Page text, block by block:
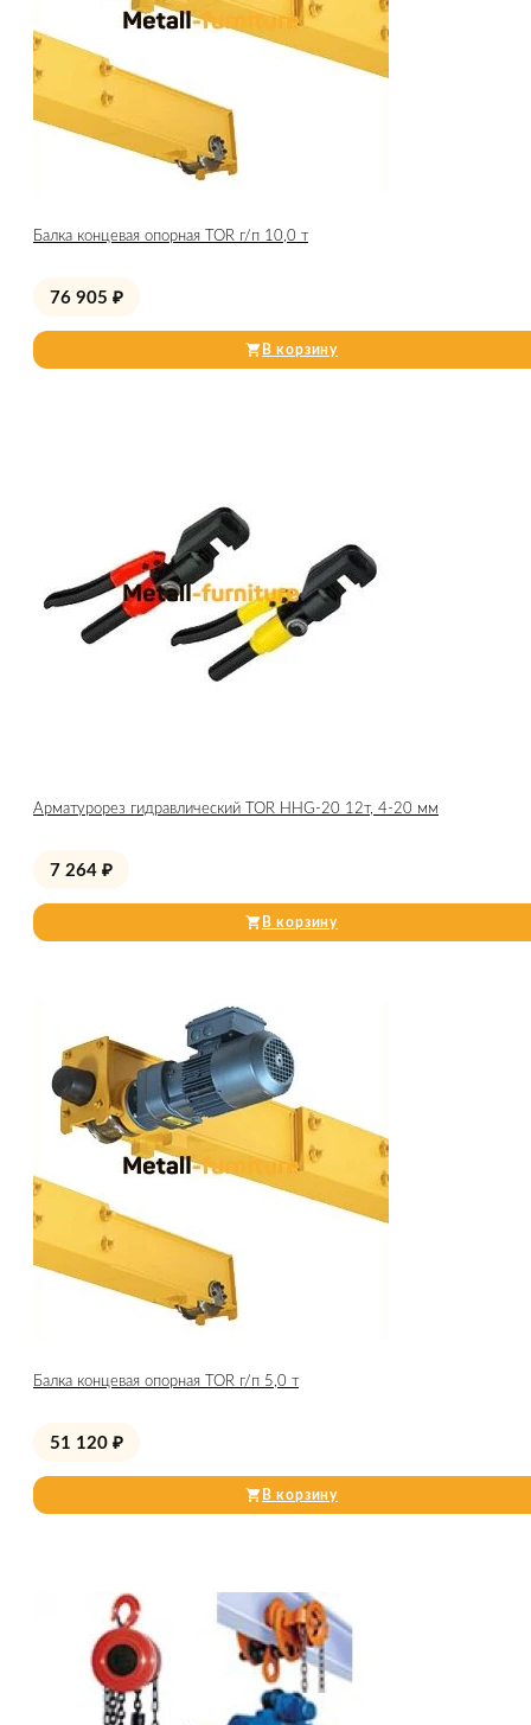
Балка концевая опорная TOR г/п 10,0 т
76 905 ₽
В корзину
Арматурорез гидравлический TOR HHG-20 12т, 4-20 мм
7 264 ₽
В корзину
Балка концевая опорная TOR г/п 5,0 т
51 120 ₽
В корзину